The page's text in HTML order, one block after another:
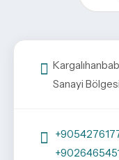
Sanayi